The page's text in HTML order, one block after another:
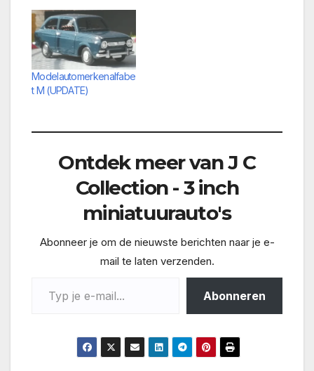
Modelautomerkenalfabe
t M (UPDATE)
Ontdek meer van J C
Collection - 3 inch
miniatuurauto's
Abonneer je om de nieuwste berichten naar je e-
mail te laten verzenden.
Abonneren